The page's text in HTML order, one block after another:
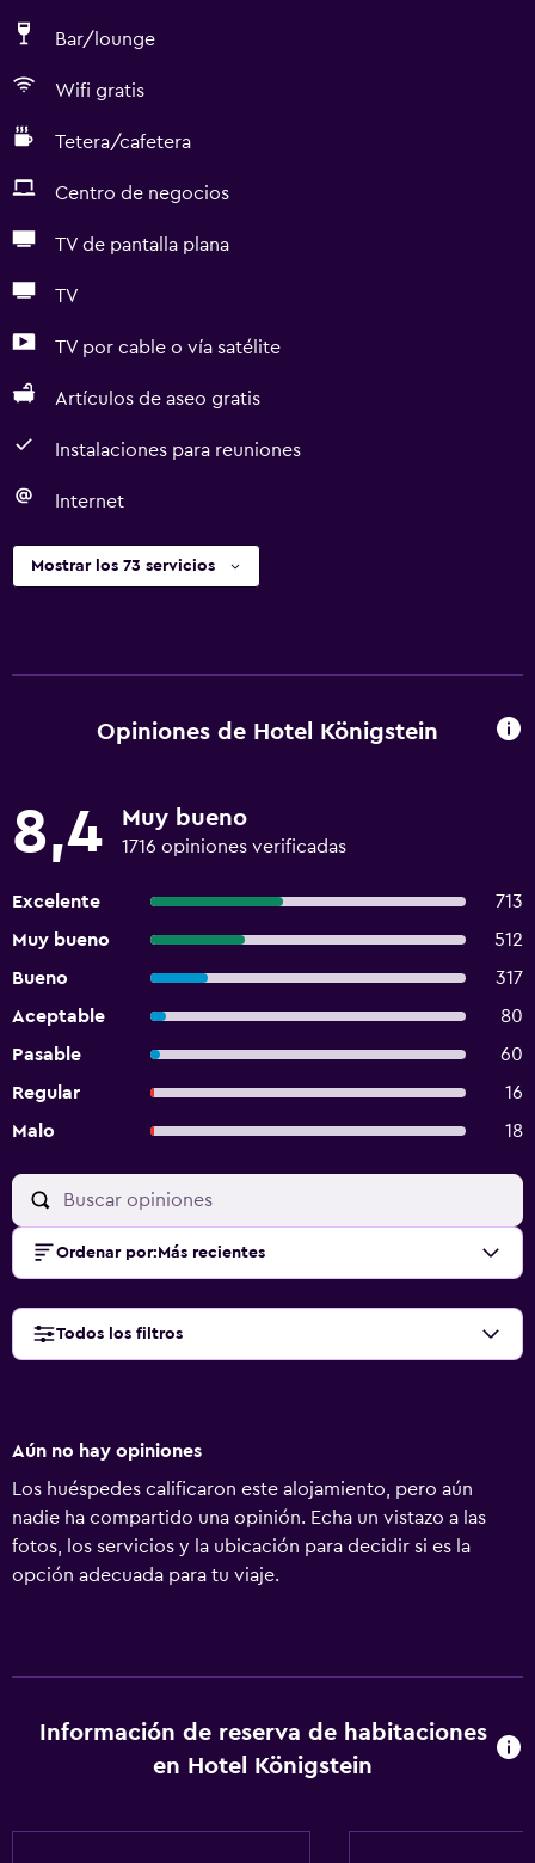
Bar/lounge
Wifi gratis
Tetera/cafetera
Centro de negocios
TV de pantalla plana
TV
TV por cable o vía satélite
Artículos de aseo gratis
Instalaciones para reuniones
Internet
Mostrar los 73 servicios
Opiniones de Hotel Königstein
8,4 Muy bueno
1716 opiniones verificadas
Excelente
713
Muy bueno
512
Bueno
317
Aceptable
80
Pasable
60
Regular
16
Malo
18
Ordenar por: Más recientes
Todos los filtros
Aún no hay opiniones
Los huéspedes calificaron este alojamiento, pero aún
nadie ha compartido una opinión. Echa un vistazo a las
fotos, los servicios y la ubicación para decidir si es la
opción adecuada para tu viaje.
Información de reserva de habitaciones
en Hotel Königstein